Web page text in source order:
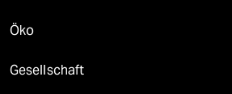
Öko
Gesellschaft